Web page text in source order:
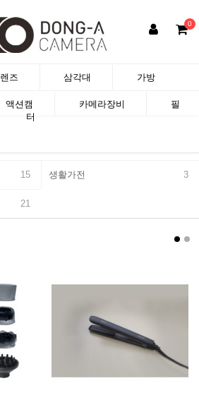
0
렌즈 삼각대 가방
액션캠 카메라장비
필
터
15 생활가전 3
21